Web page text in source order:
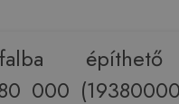
építhető
000